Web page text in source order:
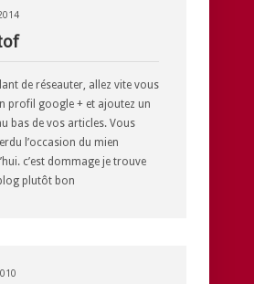
de réseauter, allez vite vous
profil google + et ajoutez un
bas de vos articles. Vous
l’occasion du mien
c’est dommage je trouve
plutôt bon